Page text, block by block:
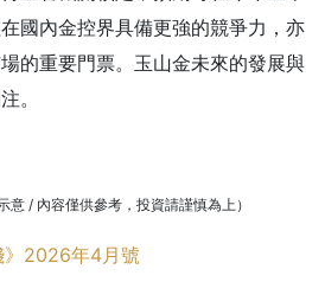
國內金控界具備更強的競爭力，亦
的重要門票。玉山金未來的發展與
。
意 / 內容僅供參考，投資請謹慎為上）
》2026年4月號